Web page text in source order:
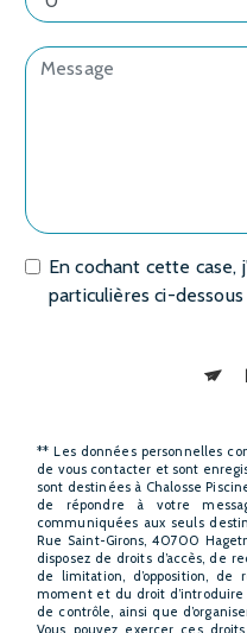
En cochant cette case,
particulières ci-
** Les données personnelles
de vous contacter et sont
sont destinées à Chalosse
de répondre à votre
communiquées aux seuls
Rue Saint-Girons, 40700
disposez de droits d’accès, de
de limitation, d’opposition,
moment et du droit
de contrôle, ainsi que